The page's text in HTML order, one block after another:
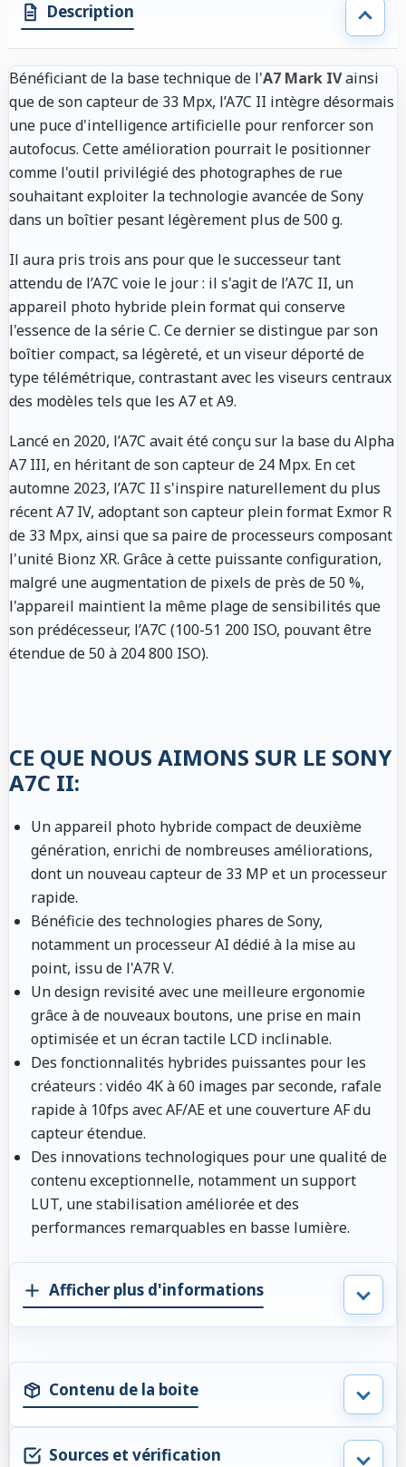
Description
Bénéficiant de la base technique de l'A7 Mark IVainsi
que de son capteur de 33 Mpx, l’A7C II intègre désormais
une puce d'intelligence artificielle pour renforcer son
autofocus. Cette amélioration pourrait le positionner
comme l'outil privilégié des photographes de rue
souhaitant exploiter la technologie avancée de Sony
dans un boîtier pesant légèrement plus de 500 g.
Il aura pris trois ans pour que le successeur tant
attendu de l’A7C voie le jour : il s'agit de l’A7C II, un
appareil photo hybride plein format qui conserve
l'essence de la série C. Ce dernier se distingue par son
boîtier compact, sa légèreté, et un viseur déporté de
type télémétrique, contrastant avec les viseurs centraux
des modèles tels que les A7 et A9.
Lancé en 2020, l’A7C avait été conçu sur la base du Alpha
A7 III, en héritant de son capteur de 24 Mpx. En cet
automne 2023, l’A7C II s'inspire naturellement du plus
récent A7 IV, adoptant son capteur plein format Exmor R
de 33 Mpx, ainsi que sa paire de processeurs composant
l'unité Bionz XR. Grâce à cette puissante configuration,
malgré une augmentation de pixels de près de 50 %,
l'appareil maintient la même plage de sensibilités que
son prédécesseur, l’A7C (100-51 200 ISO, pouvant être
étendue de 50 à 204 800 ISO).
CE QUE NOUS AIMONS SUR LE SONY
A7C II:
Un appareil photo hybride compact de deuxième
génération, enrichi de nombreuses améliorations,
dont un nouveau capteur de 33 MP et un processeur
rapide.
Bénéficie des technologies phares de Sony,
notamment un processeur AI dédié à la mise au
point, issu de l'A7R V.
Un design revisité avec une meilleure ergonomie
grâce à de nouveaux boutons, une prise en main
optimisée et un écran tactile LCD inclinable.
Des fonctionnalités hybrides puissantes pour les
créateurs : vidéo 4K à 60 images par seconde, rafale
rapide à 10fps avec AF/AE et une couverture AF du
capteur étendue.
Des innovations technologiques pour une qualité de
contenu exceptionnelle, notamment un support
LUT, une stabilisation améliorée et des
performances remarquables en basse lumière.
Afficher plus d'informations
Contenu de la boite
Sources et vérification